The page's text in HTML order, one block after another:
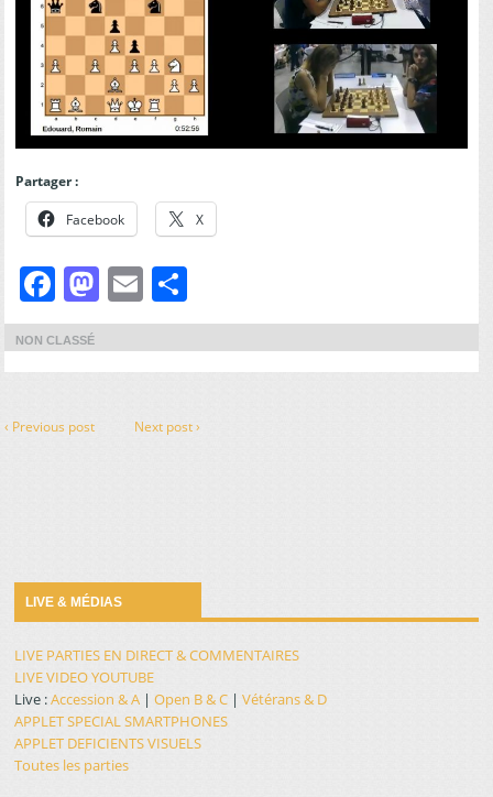
Partager :
Facebook X
FacebookMastodonEmail
NON CLASSÉ
‹ Previous post Next post ›
LIVE & MÉDIAS
LIVE PARTIES EN DIRECT & COMMENTAIRES
LIVE VIDEO YOUTUBE
Live :Accession & A |Open B & C |Vétérans & D
APPLET SPECIAL SMARTPHONES
APPLET DEFICIENTS VISUELS
Toutes les parties